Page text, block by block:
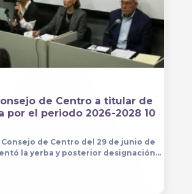
de Centro a titular de
por el periodo 2026-2028 10
Consejo de Centro del 29 de junio de
la yerba y posterior designación
de Arte, Arquitectura